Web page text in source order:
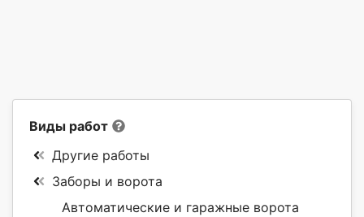
Виды работ
Другие работы
Заборы и ворота
Автоматические и гаражные ворота